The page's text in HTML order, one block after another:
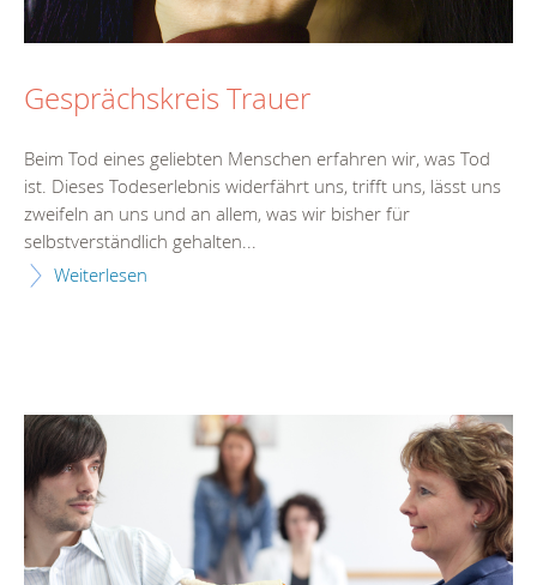
Gesprächskreis Trauer
Beim Tod eines geliebten Menschen erfahren wir, was Tod
ist. Dieses Todeserlebnis widerfährt uns, trifft uns, lässt uns
zweifeln an uns und an allem, was wir bisher für
selbstverständlich gehalten...
Weiterlesen